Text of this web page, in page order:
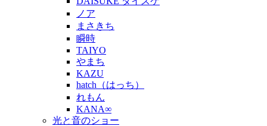
ノア
まさきち
瞬時
TAIYO
やまち
KAZU
hatch（はっち）
れもん
KANA∞
光と音のショー